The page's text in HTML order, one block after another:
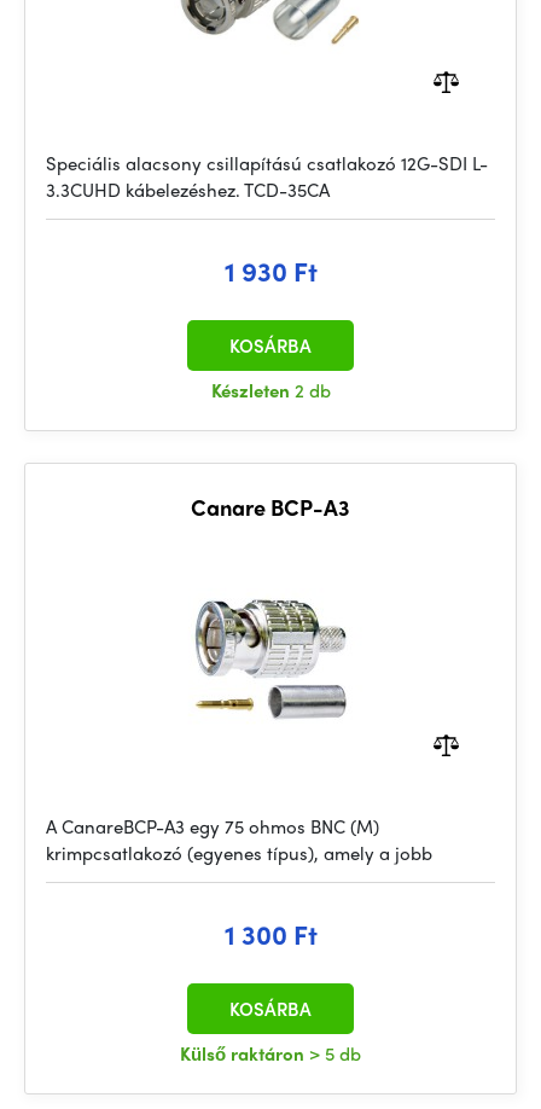
Speciális alacsony csillapítású csatlakozó 12G-SDI L-
3.3CUHD kábelezéshez. TCD-35CA
1 930 Ft
Készleten 2 db
KOSÁRBA
Canare BCP-A3
A CanareBCP-A3 egy 75 ohmos BNC (M)
krimpcsatlakozó (egyenes típus), amely a jobb
1 300 Ft
Külső raktáron > 5 db
KOSÁRBA